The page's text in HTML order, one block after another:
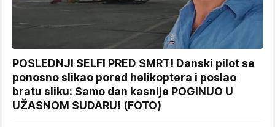
POSLEDNJI SELFI PRED SMRT! Danski pilot se
ponosno slikao pored helikoptera i poslao
bratu sliku: Samo dan kasnije POGINUO U
UŽASNOM SUDARU! (FOTO)